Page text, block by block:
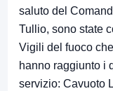
saluto del
Tullio, sono state
Vigili del fuoco
hanno raggiunto i
servizio: Cavuoto